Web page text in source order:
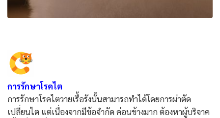
การรักษาโรคไต
การรักษาโรคไตวายเรื้อรังนั้นสามารถทำได้โดยการผ่าตัด
เปลี่ยนไต แต่เนื่องจากมีข้อจำกัด ค่อนข้างมาก ต้องหาผู้บริจาค